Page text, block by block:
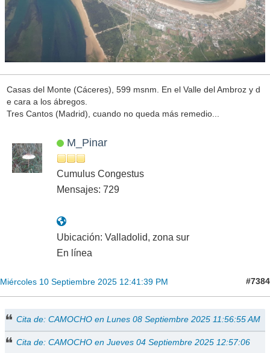
Casas del Monte (Cáceres), 599 msnm. En el Valle del Ambroz y d
e cara a los ábregos.
Tres Cantos (Madrid), cuando no queda más remedio...
M_Pinar
Cumulus Congestus
Mensajes: 729
Ubicación: Valladolid, zona sur
En línea
Miércoles 10 Septiembre 2025 12:41:39 PM #7384
Cita de: CAMOCHO en Lunes 08 Septiembre 2025 11:56:55 AM
Cita de: CAMOCHO en Jueves 04 Septiembre 2025 12:57:06